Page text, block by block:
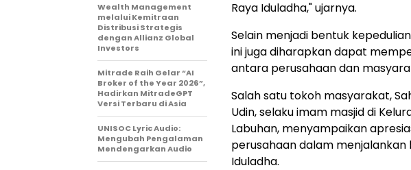
Raya Iduladha," ujarnya.
Selain menjadi bentuk
ini juga diharapkan dapat
antara perusahaan dan
Salah satu tokoh masyarakat,
Udin, selaku imam masjid di
Labuhan, menyampaikan
perusahaan dalam
Iduladha.
Wealth Management
melalui Kemitraan
Distribusi Strategis
dengan Allianz Global
Investors
Mitrade Raih Gelar “AI
Broker of the Year 2026”,
Hadirkan MitradeGPT
Versi Terbaru di Asia
UNISOC Lyric Audio:
Mengubah Pengalaman
Mendengarkan Audio